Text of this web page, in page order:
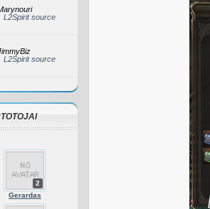
L2Spirit source
L2Spirit source
2
Gerardas